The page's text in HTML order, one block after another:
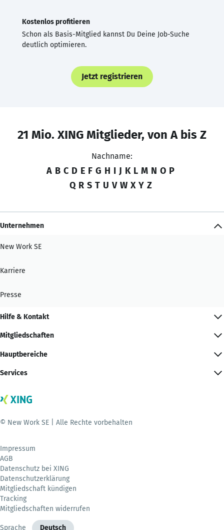
Kostenlos profitieren
Schon als Basis-Mitglied kannst Du Deine Job-Suche
deutlich optimieren.
Jetzt registrieren
21 Mio. XING Mitglieder, von A bis Z
Nachname:
A B C D E F G H I J K L M N O P
Q R S T U V W X Y Z
Unternehmen
New Work SE
Karriere
Presse
Hilfe & Kontakt
Mitgliedschaften
Hauptbereiche
Services
© New Work SE | Alle Rechte vorbehalten
Impressum
AGB
Datenschutz bei XING
Datenschutzerklärung
Mitgliedschaft kündigen
Tracking
Mitgliedschaften widerrufen
Sprache Deutsch